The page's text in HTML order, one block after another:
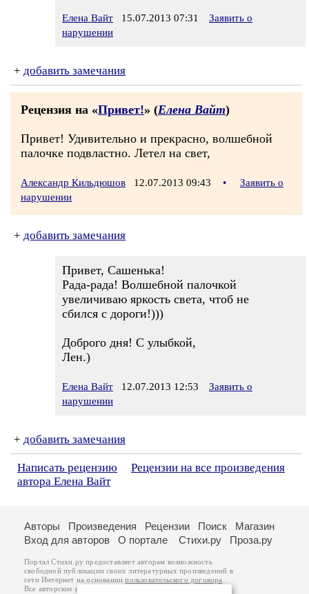
Елена Вайт 15.07.2013 07:31
Заявить о
нарушении
+ добавить замечания
Рецензия на «Привет!» (Елена Вайт)
Привет! Удивительно и прекрасно, волшебной
палочке подвластно. Летел на свет,
Александр Кильдюшов 12.07.2013 09:43 •
Заявить о
нарушении
+ добавить замечания
Привет, Сашенька!
Рада-рада! Волшебной палочкой
увеличиваю яркость света, чтоб не
сбился с дороги!)))
Доброго дня! С улыбкой,
Лен.)
Елена Вайт 12.07.2013 12:53
Заявить о
нарушении
+ добавить замечания
Написать рецензию
Рецензии на все произведения
автора Елена Вайт
Авторы Произведения Рецензии Поиск
Магазин
Вход для авторов
О портале Стихи.ру Проза.ру
Портал Стихи.ру предоставляет авторам возможность
свободной публикации своих литературных произведений в
сети Интернет на основаниипользовательского договора
Все авторские права на произведения принадлежат авторам